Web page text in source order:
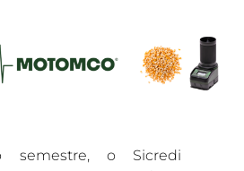
semestre, o Sicredi